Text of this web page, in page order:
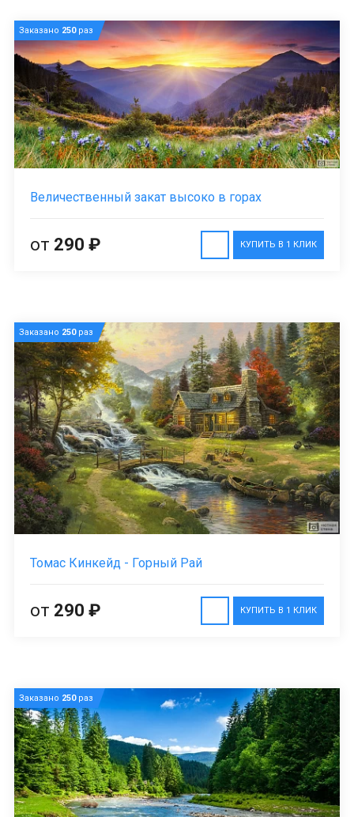
Заказано 250раз
Величественный закат высоко в горах
КУПИТЬ В 1 КЛИК
от 290 ₽
Заказано 250раз
Томас Кинкейд - Горный Рай
КУПИТЬ В 1 КЛИК
от 290 ₽
Заказано 250раз